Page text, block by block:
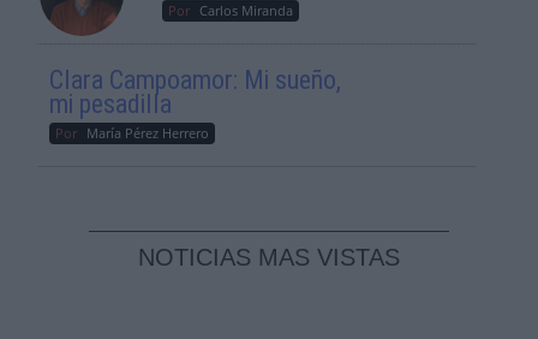
Por Carlos Miranda
Clara Campoamor: Mi sueño,
mi pesadilla
Por María Pérez Herrero
NOTICIAS MAS VISTAS